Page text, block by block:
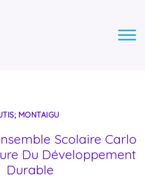
MONTAIGU
Scolaire Carlo
Du Développement
Durable